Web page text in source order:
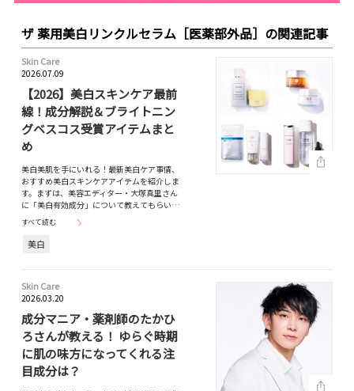
ザ 薬用美白リンクルセラム［医薬部外品］の関連記事
Skin Care
2026.07.09
【2026】美白スキンケア最前
線！成分解説＆ブライトニン
グベスコス受賞アイテムまと
め
美白美肌を手にいれる！最新美白ケア事情、
おすすめ美白スキンケアアイテムを紹介しま
す。まずは、美容エディター・大塚真里さん
に「美白有効成分」について教えてもらい…
すべて読む
美白
Skin Care
2026.03.20
成分マニア・薬剤師のたかひ
ろさんが教える！ ゆらぐ時期
に肌の味方になってくれる注
目成分は？